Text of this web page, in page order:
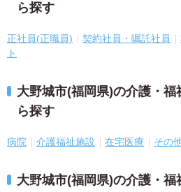
ら探す
正社員(正職員) 契約社員・嘱託社員
ト
大野城市(福岡県)の介護・
ら探す
病院 介護福祉施設 在宅医療 その
大野城市(福岡県)の介護・